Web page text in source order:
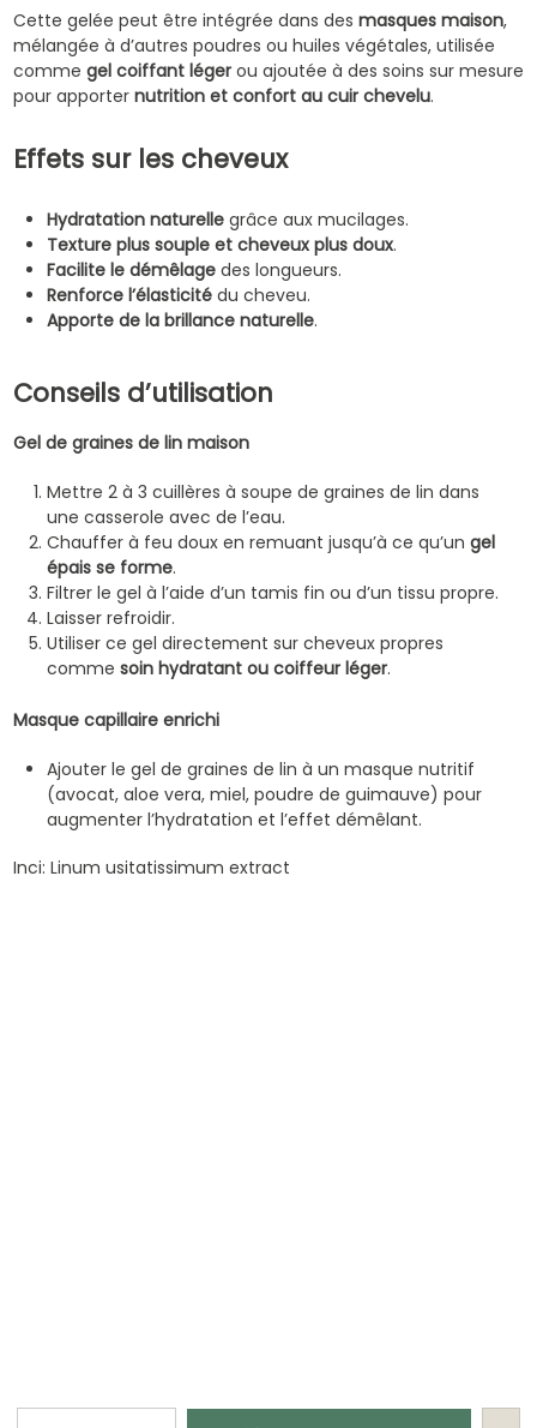
Cette gelée peut être intégrée dans des masques maison,
mélangée à d’autres poudres ou huiles végétales, utilisée
comme gel coiffant légerou ajoutée à des soins sur mesure
pour apporter nutrition et confort au cuir chevelu.
Effets sur les cheveux
Hydratation naturellegrâce aux mucilages.
Texture plus souple et cheveux plus doux.
Facilite le démêlagedes longueurs.
Renforce l’élasticitédu cheveu.
Apporte de la brillance naturelle.
Conseils d’utilisation
Gel de graines de lin maison
Mettre 2 à 3 cuillères à soupe de graines de lin dans
une casserole avec de l’eau.
Chauffer à feu doux en remuant jusqu’à ce qu’un gel
épais se forme.
Filtrer le gel à l’aide d’un tamis fin ou d’un tissu propre.
Laisser refroidir.
Utiliser ce gel directement sur cheveux propres
comme soin hydratant ou coiffeur léger.
Masque capillaire enrichi
Ajouter le gel de graines de lin à un masque nutritif
(avocat, aloe vera, miel, poudre de guimauve) pour
augmenter l’hydratation et l’effet démêlant.
Inci: Linum usitatissimum extract